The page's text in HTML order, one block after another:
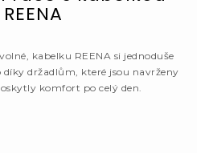
REENA
kabelku REENA si jednoduše
díky držadlům, které jsou navrženy
komfort po celý den.